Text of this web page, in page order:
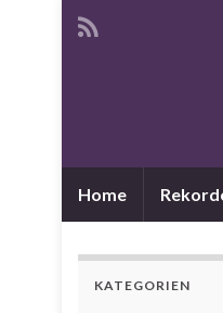
Home
KATEGORIEN